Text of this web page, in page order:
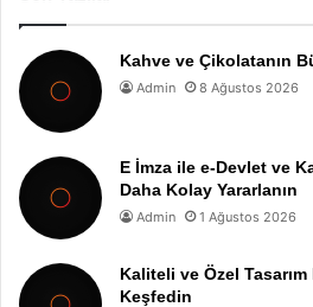
Kahve ve Çikolatanın
Admin 8 Ağustos 2026
E İmza ile e-Devlet ve
Daha Kolay Yararlanın
Admin 1 Ağustos 2026
Kaliteli ve Özel Tasarım
Keşfedin